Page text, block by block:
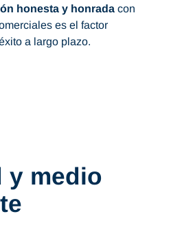
honesta y honrada con
es el factor
a largo plazo.
y medio